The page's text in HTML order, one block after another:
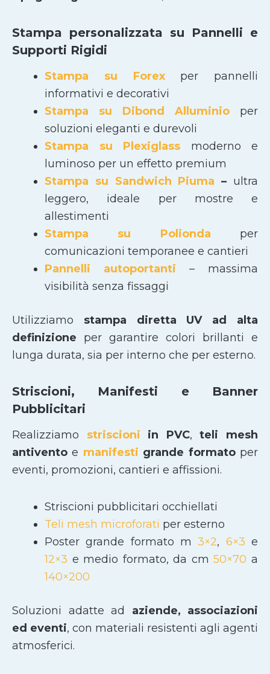
Stampa personalizzata su Pannelli e
Supporti Rigidi
Stampa su Forexper pannelli
informativi e decorativi
Stampa su Dibond Alluminio per
soluzioni eleganti e durevoli
Stampa su Plexiglass moderno e
luminoso per un effetto premium
Stampa su Sandwich Piuma – ultra
leggero, ideale per mostre e
allestimenti
Stampa su Polionda per
comunicazioni temporanee e cantieri
Pannelli autoportanti – massima
visibilità senza fissaggi
Utilizziamo stampa diretta UV ad alta
definizione per garantire colori brillanti e
lunga durata, sia per interno che per esterno.
Striscioni, Manifesti e Banner
Pubblicitari
Realizziamo striscioni in PVC,teli mesh
antivento e manifesti grande formatoper
eventi, promozioni, cantieri e affissioni.
Striscioni pubblicitari occhiellati
Teli mesh microforati per esterno
Poster grande formato m3×2, 6×3 e
12×3 e medio formato, da cm50×70 a
140×200
Soluzioni adatte ad aziende, associazioni
ed eventi, con materiali resistenti agli agenti
atmosferici.